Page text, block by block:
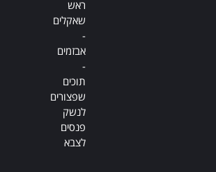
ראש
שאקלים
-
אבזמים
-
תוכים
שפצורים
לנשק
פנסים
לצבא